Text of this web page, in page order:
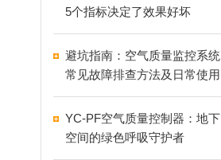
5个指标决定了效果好坏
避坑指南：空气质量监控系统
常见故障排查方法及日常使用
高频误区全面纠正
YC-PF空气质量控制器：地下
空间的绿色呼吸守护者